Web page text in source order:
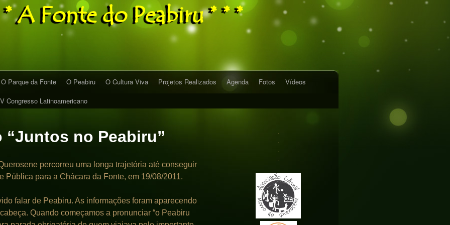
* A Fonte do Peabiru * * *
O Parque da Fonte O Peabiru O Cultura Viva Projetos Realizados Agenda Fotos
Vídeos
Congresso Latinoamericano
“Juntos no Peabiru”
percorreu uma longa trajetória até conseguir
para a Chácara da Fonte, em 19/08/2011.
falar de Peabiru. As informações foram aparecendo
Quando começamos a pronunciar “o Peabiru
.
.
.
.
.